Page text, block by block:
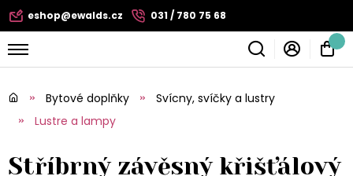
eshop@ewalds.cz 031 / 780 75 68
Bytové doplňky
Svícny, svíčky a lustry
Lustre a lampy
Stříbrný závěsný křišťálový